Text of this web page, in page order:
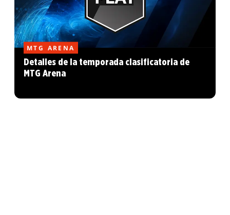
MTG ARENA
Detalles de la temporada clasificatoria de
MTG Arena